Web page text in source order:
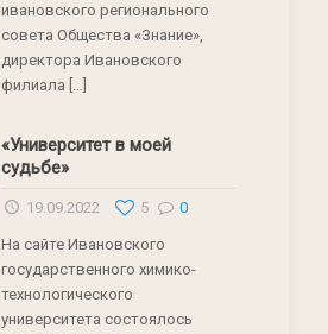
ивановского регионального
совета Общества «Знание»,
директора Ивановского
филиала […]
«Университет в моей
судьбе»
19.09.2022 0
5
На сайте Ивановского
государственного химико-
технологического
университета состоялось